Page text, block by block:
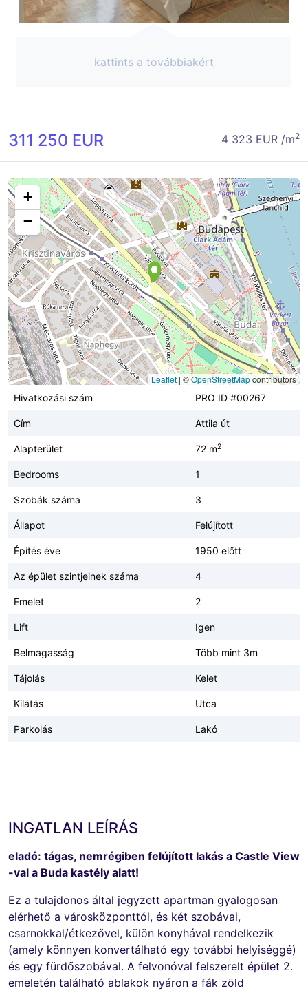
kattints a továbbiakért
311 250 EUR 4 323 EUR /m2
+
−
Leaflet | ©OpenStreetMapcontributors
Hivatkozási szám
PRO ID #00267
Cím Attila út
Alapterület 72 m2
Bedrooms 1
Szobák száma 3
Állapot Felújított
Építés éve 1950 előtt
Az épület szintjeinek száma 4
Emelet 2
Lift Igen
Belmagasság Több mint 3m
Tájolás Kelet
Kilátás Utca
Parkolás Lakó
INGATLAN LEÍRÁS
eladó: tágas, nemrégiben felújított lakás a Castle View
-val a Buda kastély alatt!
Ez a tulajdonos által jegyzett apartman gyalogosan
elérhető a városközponttól, és két szobával,
csarnokkal/étkezővel, külön konyhával rendelkezik
(amely könnyen konvertálható egy további helyiséggé)
és egy fürdőszobával. A felvonóval felszerelt épület 2.
emeletén található ablakok nyáron a fák zöld